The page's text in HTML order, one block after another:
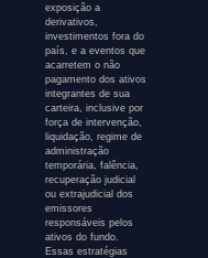
exposição a
derivativos,
investimentos fora do
país, e a eventos que
acarretem o não
pagamento dos ativos
integrantes de sua
carteira, inclusive por
força de intervenção,
liquidação, regime de
administração
temporária, falência,
recuperação judicial
ou extrajudicial dos
emissores
responsáveis pelos
ativos do fundo.
Essas estratégias